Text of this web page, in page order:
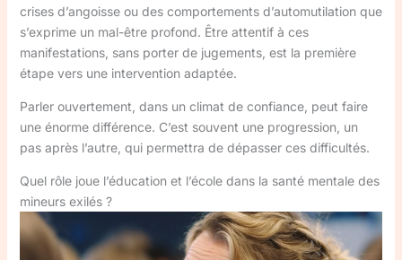
crises d’angoisse ou des comportements d’automutilation que
s’exprime un mal-être profond. Être attentif à ces
manifestations, sans porter de jugements, est la première
étape vers une intervention adaptée.
Parler ouvertement, dans un climat de confiance, peut faire
une énorme différence. C’est souvent une progression, un
pas après l’autre, qui permettra de dépasser ces difficultés.
Quel rôle joue l’éducation et l’école dans la santé mentale des
mineurs exilés ?